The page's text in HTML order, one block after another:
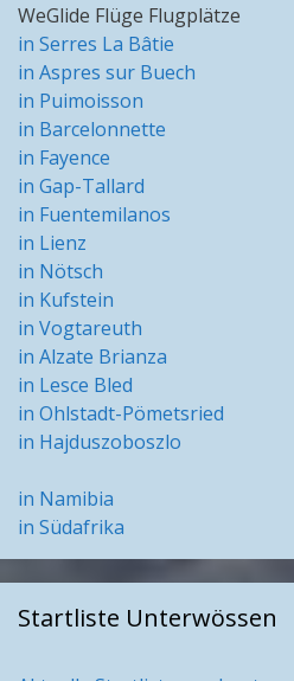
WeGlide Flüge Flugplätze
in Serres La Bâtie
in Aspres sur Buech
in Puimoisson
in Barcelonnette
in Fayence
in Gap-Tallard
in Fuentemilanos
in Lienz
in Nötsch
in Kufstein
in Vogtareuth
in Alzate Brianza
in Lesce Bled
in Ohlstadt-Pömetsried
in Hajduszoboszlo
in Namibia
in Südafrika
Startliste Unterwössen